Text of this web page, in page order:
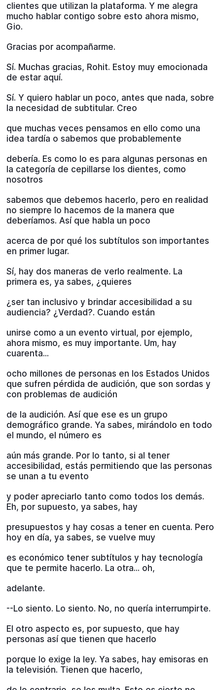
clientes que utilizan la plataforma. Y me alegra
mucho hablar contigo sobre esto ahora mismo,
Gio.
Gracias por acompañarme.
Sí. Muchas gracias, Rohit. Estoy muy emocionada
de estar aquí.
Sí. Y quiero hablar un poco, antes que nada, sobre
la necesidad de subtitular. Creo
que muchas veces pensamos en ello como una
idea tardía o sabemos que probablemente
debería. Es como lo es para algunas personas en
la categoría de cepillarse los dientes, como
nosotros
sabemos que debemos hacerlo, pero en realidad
no siempre lo hacemos de la manera que
deberíamos. Así que habla un poco
acerca de por qué los subtítulos son importantes
en primer lugar.
Sí, hay dos maneras de verlo realmente. La
primera es, ya sabes, ¿quieres
¿ser tan inclusivo y brindar accesibilidad a su
audiencia? ¿Verdad?. Cuando están
unirse como a un evento virtual, por ejemplo,
ahora mismo, es muy importante. Um, hay
cuarenta...
ocho millones de personas en los Estados Unidos
que sufren pérdida de audición, que son sordas y
con problemas de audición
de la audición. Así que ese es un grupo
demográfico grande. Ya sabes, mirándolo en todo
el mundo, el número es
aún más grande. Por lo tanto, si al tener
accesibilidad, estás permitiendo que las personas
se unan a tu evento
y poder apreciarlo tanto como todos los demás.
Eh, por supuesto, ya sabes, hay
presupuestos y hay cosas a tener en cuenta. Pero
hoy en día, ya sabes, se vuelve muy
es económico tener subtítulos y hay tecnología
que te permite hacerlo. La otra... oh,
adelante.
--Lo siento. Lo siento. No, no quería interrumpirte.
El otro aspecto es, por supuesto, que hay
personas así que tienen que hacerlo
porque lo exige la ley. Ya sabes, hay emisoras en
la televisión. Tienen que hacerlo,